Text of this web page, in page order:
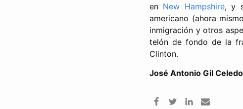
en New Hampshire, y
americano (ahora
inmigración y otros
telón de fondo de la
Clinton.
José Antonio Gil